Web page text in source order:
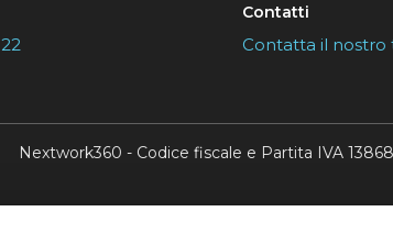
Contatti
Contatta il
Nextwork360 - Codice fiscale e Partita IVA